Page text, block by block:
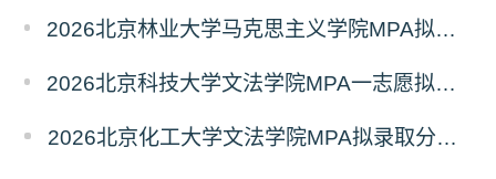
2026北京林业大学马克思主义学院MPA拟录取分析解读
2026北京科技大学文法学院MPA一志愿拟录取分析解读
2026北京化工大学文法学院MPA拟录取分析解读